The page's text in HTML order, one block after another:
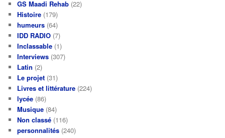
GS Maadi Rehab (22)
Histoire (179)
humeurs (64)
IDD RADIO (7)
Inclassable (1)
Interviews (307)
Latin (2)
Le projet (31)
Livres et littérature (224)
lycée (86)
Musique (84)
Non classé (116)
personnalités (240)